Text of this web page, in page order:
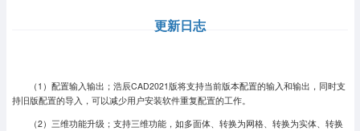
更新日志
（1）配置输入输出；浩辰CAD2021版将支持当前版本配置的输入和输出，同时支
持旧版配置的导入，可以减少用户安装软件重复配置的工作。
（2）三维功能升级；支持三维功能，如多面体、转换为网格、转换为实体、转换